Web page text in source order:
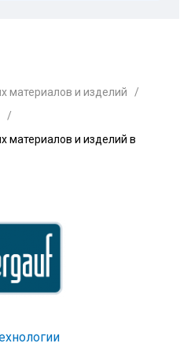
материалов и изделий
материалов и изделий в